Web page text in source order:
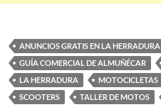
ANUNCIOS GRATIS EN LA HERRADURA
GUÍA COMERCIAL DE ALMUÑÉCAR
LA HERRADURA
MOTOCICLETAS
SCOOTERS
TALLER DE MOTOS